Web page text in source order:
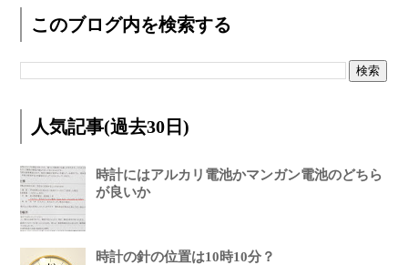
このブログ内を検索する
人気記事(過去30日)
時計にはアルカリ電池かマンガン電池のどちら
が良いか
時計の針の位置は10時10分？